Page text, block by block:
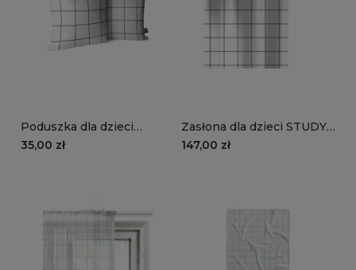
Poduszka dla dzieci
STUDY STYLE wzór TN03
35,00 zł
Zasłona dla dzieci STUDY
STYLE wzór TN03 | zeszyt
147,00 zł